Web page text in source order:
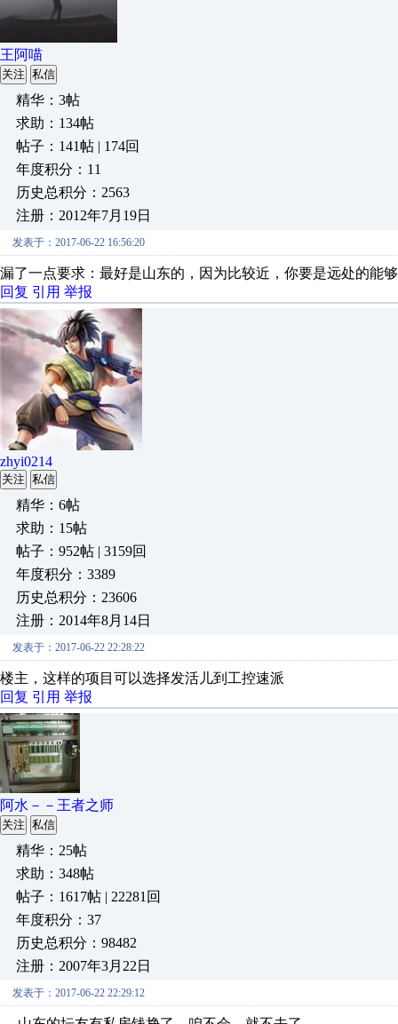
王阿喵
关注 私信
精华：3帖
求助：134帖
帖子：141帖 | 174回
年度积分：11
历史总积分：2563
注册：2012年7月19日
发表于：2017-06-22 16:56:20
漏了一点要求：最好是山东的，因为比较近，你要是远处的能
回复 引用 举报
zhyi0214
关注 私信
精华：6帖
求助：15帖
帖子：952帖 | 3159回
年度积分：3389
历史总积分：23606
注册：2014年8月14日
发表于：2017-06-22 22:28:22
楼主，这样的项目可以选择发活儿到工控速派
回复 引用 举报
阿水－－王者之师
关注 私信
精华：25帖
求助：348帖
帖子：1617帖 | 22281回
年度积分：37
历史总积分：98482
注册：2007年3月22日
发表于：2017-06-22 22:29:12